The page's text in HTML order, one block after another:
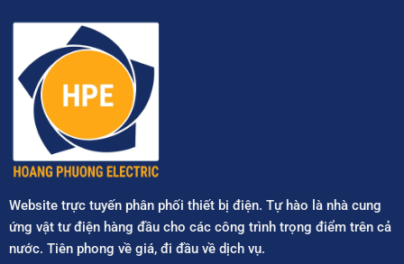
Website trực tuyến phân phối thiết bị điện. Tự hào là nhà cung
ứng vật tư điện hàng đầu cho các công trình trọng điểm trên cả
nước. Tiên phong về giá, đi đầu về dịch vụ.